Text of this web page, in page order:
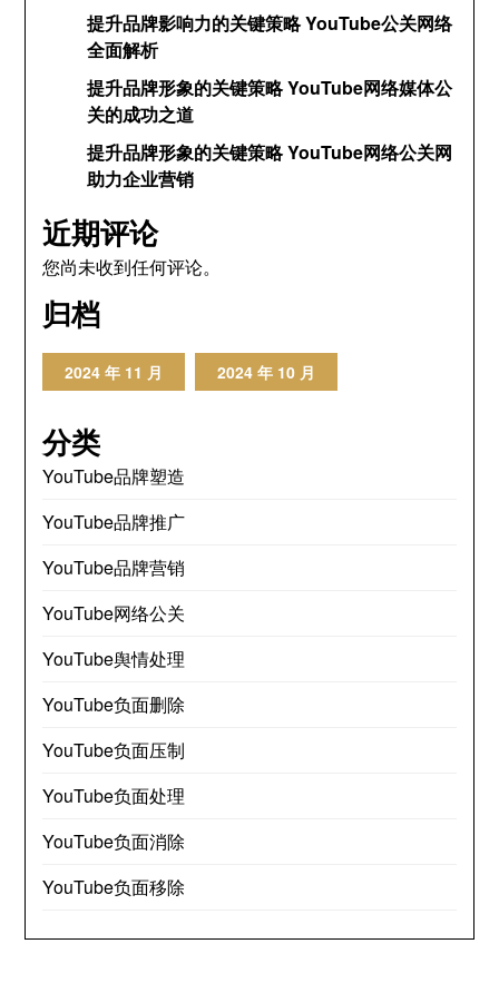
提升品牌影响力的关键策略 YouTube公关网络
全面解析
提升品牌形象的关键策略 YouTube网络媒体公
关的成功之道
提升品牌形象的关键策略 YouTube网络公关网
助力企业营销
近期评论
您尚未收到任何评论。
归档
2024 年 11 月 2024 年 10 月
分类
YouTube品牌塑造
YouTube品牌推广
YouTube品牌营销
YouTube网络公关
YouTube舆情处理
YouTube负面删除
YouTube负面压制
YouTube负面处理
YouTube负面消除
YouTube负面移除